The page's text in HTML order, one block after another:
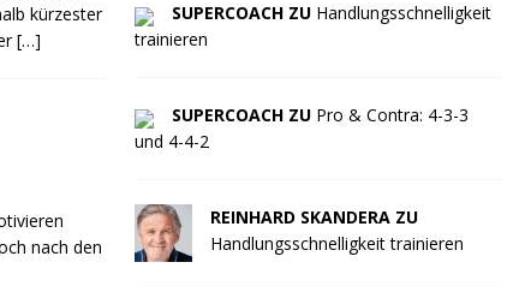
kürzester
[…]
nach den
SUPERCOACH ZU Handlungsschnelligkeit
trainieren
SUPERCOACH ZU Pro & Contra: 4-3-3
und 4-4-2
REINHARD SKANDERA ZU
Handlungsschnelligkeit trainieren